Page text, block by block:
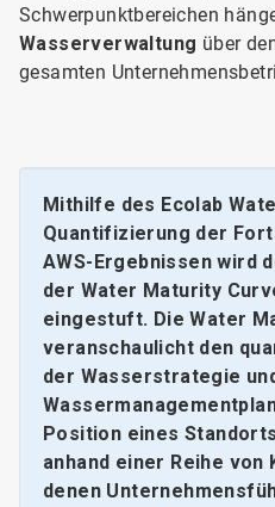
Schwerpunktbereichen
Wasserverwaltung über
gesamten
Mithilfe des Ecolab
Quantifizierung der
AWS-Ergebnissen wird
der Water Maturity
eingestuft. Die Water
veranschaulicht den
der Wasserstrategie
Position eines
anhand einer Reihe
denen